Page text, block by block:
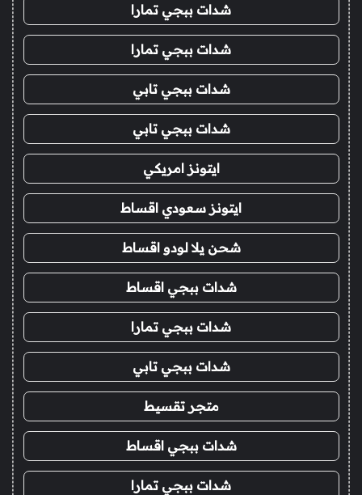
شدات ببجي تمارا
شدات ببجي تمارا
شدات ببجي تابي
شدات ببجي تابي
ايتونز امريكي
ايتونز سعودي اقساط
شحن يلا لودو اقساط
شدات ببجي اقساط
شدات ببجي تمارا
شدات ببجي تابي
متجر تقسيط
شدات ببجي اقساط
شدات ببجي تمارا